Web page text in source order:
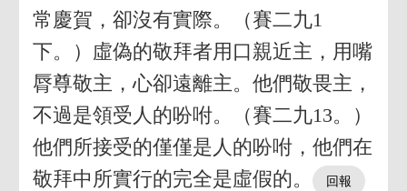
常慶賀，卻沒有實際。（賽二九1
下。）虛偽的敬拜者用口親近主，用嘴
脣尊敬主，心卻遠離主。他們敬畏主，
不過是領受人的吩咐。（賽二九13。）
他們所接受的僅僅是人的吩咐，他們在
敬拜中所實行的完全是虛假的。